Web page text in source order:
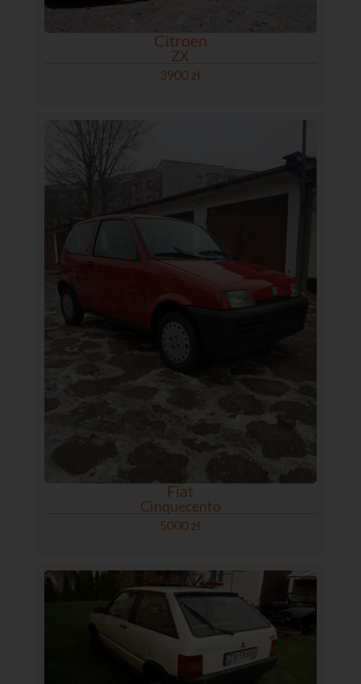
Citroen
ZX
3900 zł
Fiat
Cinquecento
5000 zł